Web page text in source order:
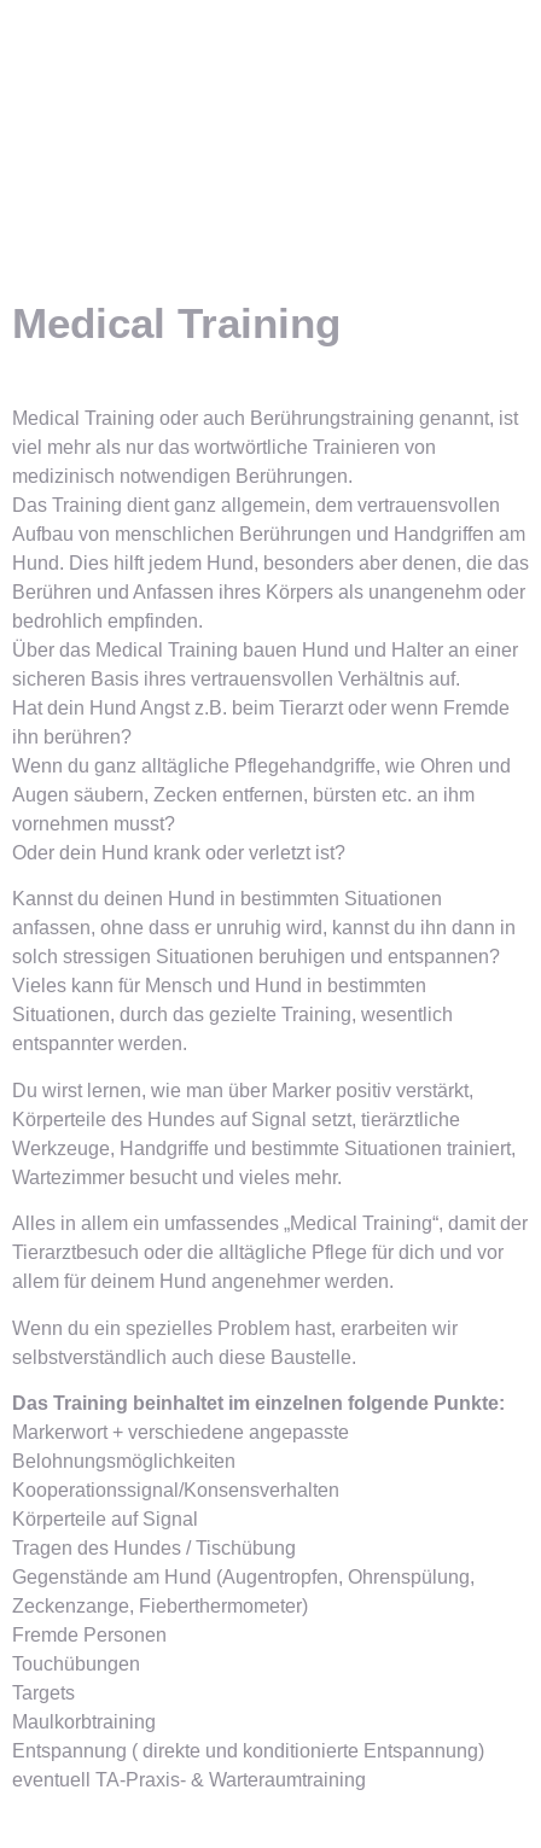
Medical Training
Medical Training oder auch Berührungstraining genannt, ist
viel mehr als nur das wortwörtliche Trainieren von
medizinisch notwendigen Berührungen.
Das Training dient ganz allgemein, dem vertrauensvollen
Aufbau von menschlichen Berührungen und Handgriffen am
Hund. Dies hilft jedem Hund, besonders aber denen, die das
Berühren und Anfassen ihres Körpers als unangenehm oder
bedrohlich empfinden.
Über das Medical Training bauen Hund und Halter an einer
sicheren Basis ihres vertrauensvollen Verhältnis auf.
Hat dein Hund Angst z.B. beim Tierarzt oder wenn Fremde
ihn berühren?
Wenn du ganz alltägliche Pflegehandgriffe, wie Ohren und
Augen säubern, Zecken entfernen, bürsten etc. an ihm
vornehmen musst?
Oder dein Hund krank oder verletzt ist?
Kannst du deinen Hund in bestimmten Situationen
anfassen, ohne dass er unruhig wird, kannst du ihn dann in
solch stressigen Situationen beruhigen und entspannen?
Vieles kann für Mensch und Hund in bestimmten
Situationen, durch das gezielte Training, wesentlich
entspannter werden.
Du wirst lernen, wie man über Marker positiv verstärkt,
Körperteile des Hundes auf Signal setzt, tierärztliche
Werkzeuge, Handgriffe und bestimmte Situationen trainiert,
Wartezimmer besucht und vieles mehr.
Alles in allem ein umfassendes „Medical Training“, damit der
Tierarztbesuch oder die alltägliche Pflege für dich und vor
allem für deinem Hund angenehmer werden.
Wenn du ein spezielles Problem hast, erarbeiten wir
selbstverständlich auch diese Baustelle.
Das Training beinhaltet im einzelnen folgende Punkte:
Markerwort + verschiedene angepasste
Belohnungsmöglichkeiten
Kooperationssignal/Konsensverhalten
Körperteile auf Signal
Tragen des Hundes / Tischübung
Gegenstände am Hund (Augentropfen, Ohrenspülung,
Zeckenzange, Fieberthermometer)
Fremde Personen
Touchübungen
Targets
Maulkorbtraining
Entspannung ( direkte und konditionierte Entspannung)
eventuell TA-Praxis- & Warteraumtraining